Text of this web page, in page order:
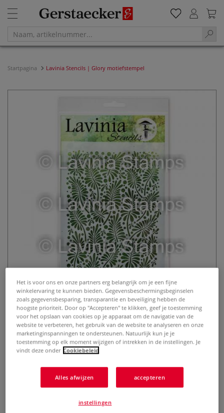
Startpagina Lavinia Stencils | Glory motiefstempel
Lavinia Stencils | Glory
motiefstempel
0 Beoordeling
Het is voor ons en onze partners erg belangrijk om je een fijne
winkelervaring te kunnen bieden. Gegevensbeschermingsbeginselen
zoals gegevensbesparing, transparantie en beveiliging hebben de
hoogste prioriteit. Door op "Accepteren" te klikken, geef je toestemming
voor het opslaan van cookies op je apparaat om de navigatie van de
website te verbeteren, het gebruik van de website te analyseren en onze
marketinginspanningen te ondersteunen. Natuurlijk kun je je
toestemming op elk moment wijzigen of intrekken in de instellingen. Je
vindt deze onder Cookiebeleid
Alles afwijzen accepteren
instellingen